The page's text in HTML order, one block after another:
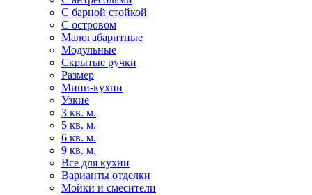
С барной стойкой
С островом
Малогабаритные
Модульные
Скрытые ручки
Размер
Мини-кухни
Узкие
3 кв. м.
5 кв. м.
6 кв. м.
9 кв. м.
Все для кухни
Варианты отделки
Мойки и смесители